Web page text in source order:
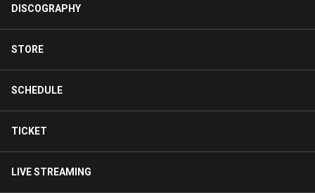
DISCOGRAPHY
STORE
SCHEDULE
TICKET
LIVE STREAMING